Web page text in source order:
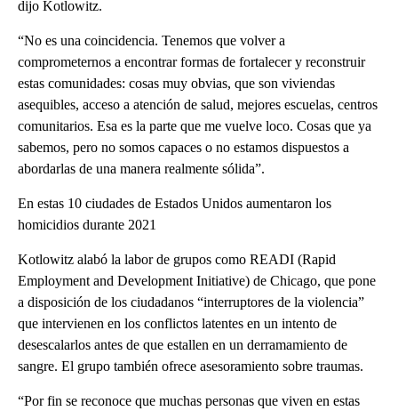
dijo Kotlowitz.
“No es una coincidencia. Tenemos que volver a
comprometernos a encontrar formas de fortalecer y reconstruir
estas comunidades: cosas muy obvias, que son viviendas
asequibles, acceso a atención de salud, mejores escuelas, centros
comunitarios. Esa es la parte que me vuelve loco. Cosas que ya
sabemos, pero no somos capaces o no estamos dispuestos a
abordarlas de una manera realmente sólida”.
En estas 10 ciudades de Estados Unidos aumentaron los
homicidios durante 2021
Kotlowitz alabó la labor de grupos como READI (Rapid
Employment and Development Initiative) de Chicago, que pone
a disposición de los ciudadanos “interruptores de la violencia”
que intervienen en los conflictos latentes en un intento de
desescalarlos antes de que estallen en un derramamiento de
sangre. El grupo también ofrece asesoramiento sobre traumas.
“Por fin se reconoce que muchas personas que viven en estas